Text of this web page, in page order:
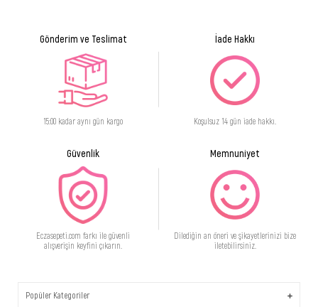
Gönderim ve Teslimat
15:00 kadar aynı gün kargo
İade Hakkı
Koşulsuz 14 gün iade hakkı.
Güvenlik
Eczasepeti.com farkı ile güvenli
alışverişin keyfini çıkarın.
Memnuniyet
Dilediğin an öneri ve şikayetlerinizi bize
iletebilirsiniz.
Popüler Kategoriler